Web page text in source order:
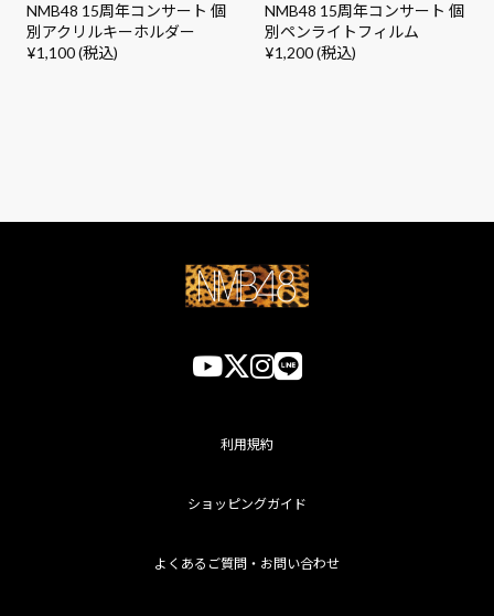
NMB48 15周年コンサート 個
別アクリルキーホルダー
¥1,100 (税込)
NMB48 15周年コンサート 個
別ペンライトフィルム
¥1,200 (税込)
利用規約
ショッピングガイド
よくあるご質問・お問い合わせ